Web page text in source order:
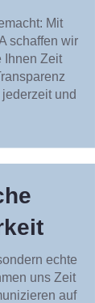
Mit
schaffen wir
Ihnen Zeit
und
echte
uns Zeit
auf